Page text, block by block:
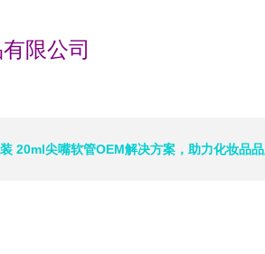
限公司
20ml尖嘴软管OEM解决方案，助力化妆品